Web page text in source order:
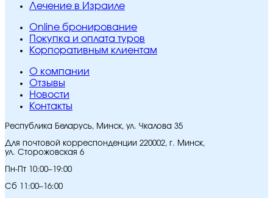
Лечение в Израиле
Online бронирование
Покупка и оплата туров
Корпоративным клиентам
O компании
Отзывы
Новости
Контакты
Республика Беларусь, Минск, ул. Чкалова 35
Для почтовой корреспонденции 220002, г. Минск,
ул. Сторожовская 6
Пн-Пт 10:00–19:00
Сб 11:00–16:00